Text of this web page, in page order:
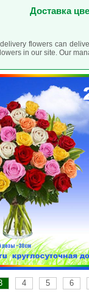
Доставка
flowers can
in our site. Our
4 5 6